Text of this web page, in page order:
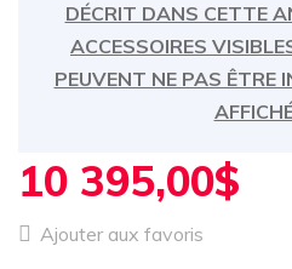
DÉCRIT DANS CETTE
ACCESSOIRES
PEUVENT NE PAS ÊTRE
10 395,00$
Ajouter aux favoris